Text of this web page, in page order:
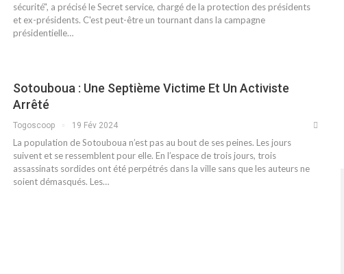
sécurité", a précisé le Secret service, chargé de la protection des présidents
et ex-présidents. C'est peut-être un tournant dans la campagne
présidentielle…
Sotouboua : Une Septième Victime Et Un Activiste
Arrêté
Togoscoop 19 Fév 2024
La population de Sotouboua n’est pas au bout de ses peines. Les jours
suivent et se ressemblent pour elle. En l’espace de trois jours, trois
assassinats sordides ont été perpétrés dans la ville sans que les auteurs ne
soient démasqués. Les…